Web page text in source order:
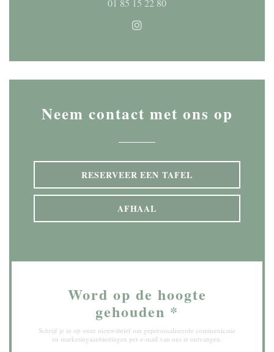
01 85 15 22 80
Instagram ((opent in een
Neem contact met ons op
RESERVEER EEN TAFEL
AFHAAL
Word op de hoogte
gehouden *
Schrijf je in op onze nieuwsbrief om gepersonaliseerde communicatie
en marketingaanbiedingen per e-mail van ons te ontvangen.